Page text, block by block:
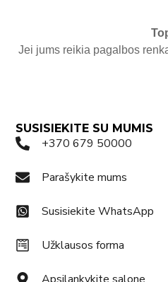
Jei jums reikia pagalbos
SUSISIEKITE SU MUMIS
+370 679 50000
Parašykite mums
Susisiekite WhatsApp
Užklausos forma